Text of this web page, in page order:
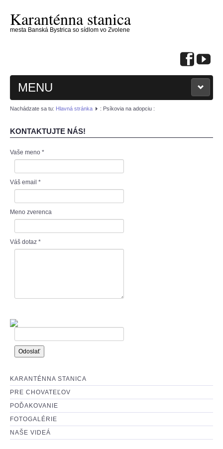
Karanténna stanica
mesta Banská Bystrica so sídlom vo Zvolene
MENU
: KONTAKTUJTE NÁS :
: PSÍKOVIA NA ADOPCIU :
: MAČIČKY NA ADOPCIU :
: O ADOPCII :
Nachádzate sa tu: Hlavná stránka : Psíkovia na adopciu :
KONTAKTUJTE NÁS!
Vaše meno *
Váš email *
Meno zverenca
Váš dotaz *
KARANTÉNNA STANICA
PRE CHOVATEĽOV
POĎAKOVANIE
FOTOGALÉRIE
NAŠE VIDEÁ